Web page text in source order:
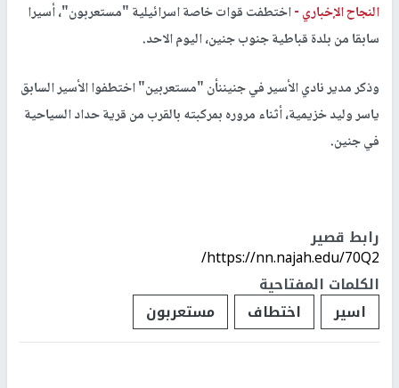
النجاح الإخباري -اختطفت قوات خاصة اسرائيلية "مستعربون"، أسيرا
سابقا من بلدة قباطية جنوب جنين، اليوم الاحد.
وذكر مدير نادي الأسير في جنيننأن "مستعربين" اختطفوا الأسير السابق
ياسر وليد خزيمية، أثناء مروره بمركبته بالقرب من قرية حداد السياحية
في جنين.
رابط قصير
https://nn.najah.edu/70Q2/
الكلمات المفتاحية
اسير
اختطاف مستعربون